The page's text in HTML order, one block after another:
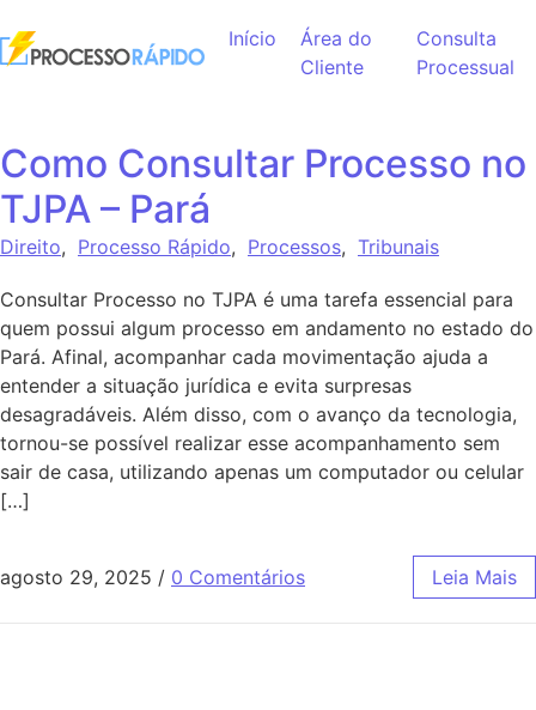
Início
Área do
Cliente
Consulta
Processual
Como Consultar Processo no
TJPA – Pará
Direito, Processo Rápido, Processos, Tribunais
Consultar Processo no TJPA é uma tarefa essencial para
quem possui algum processo em andamento no estado do
Pará. Afinal, acompanhar cada movimentação ajuda a
entender a situação jurídica e evita surpresas
desagradáveis. Além disso, com o avanço da tecnologia,
tornou-se possível realizar esse acompanhamento sem
sair de casa, utilizando apenas um computador ou celular
[…]
agosto 29, 2025 / 0 Comentários Leia Mais